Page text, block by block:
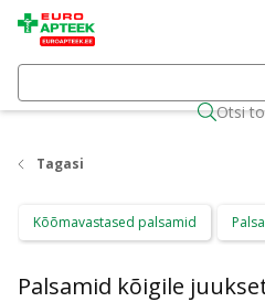
Otsi
Tagasi
Kõõmavastased palsamid
Palsamid kõigile